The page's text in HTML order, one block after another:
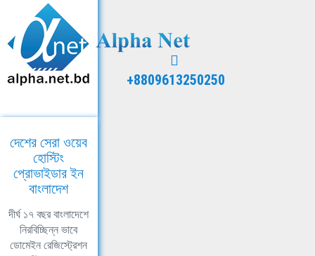
+8809613250250
দেশের সেরা ওয়েব
হোস্টিং
প্রোভাইডার ইন
বাংলাদেশ
দীর্ঘ ১৭ বছর বাংলাদেশে
নিরবিচ্ছিন্ন ভাবে
ডোমেইন রেজিস্ট্রেশন